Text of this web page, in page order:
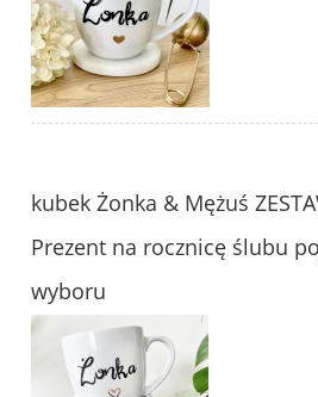
kubek Żonka & Mężuś
Prezent na rocznicę ślubu
wyboru